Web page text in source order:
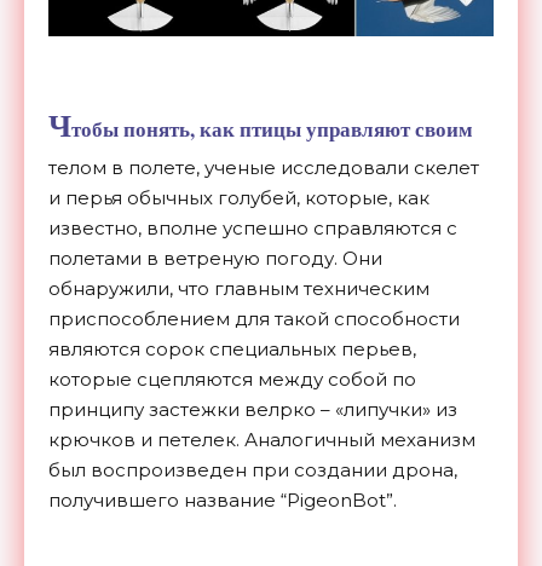
Чтобы понять, как птицы управляют своим
телом в полете, ученые исследовали скелет
и перья обычных голубей, которые, как
известно, вполне успешно справляются с
полетами в ветреную погоду. Они
обнаружили, что главным техническим
приспособлением для такой способности
являются сорок специальных перьев,
которые сцепляются между собой по
принципу застежки велрко – «липучки» из
крючков и петелек. Аналогичный механизм
был воспроизведен при создании дрона,
получившего название “PigeonBot”.